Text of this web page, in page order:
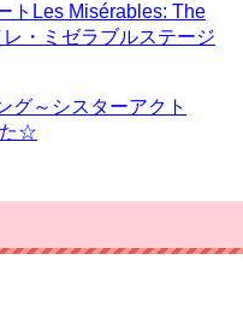
トLes Misérables: The
・ミゼラブルステージ
グ～シスターアクト
た☆